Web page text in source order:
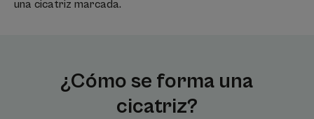
una cicatriz marcada.
¿Cómo se forma una
cicatriz?